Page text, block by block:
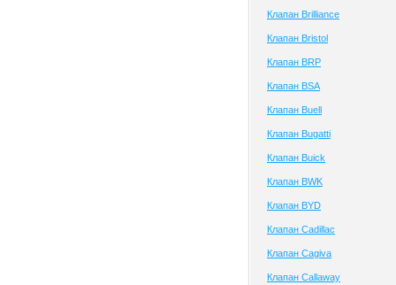
Клапан Brilliance
Клапан Bristol
Клапан BRP
Клапан BSA
Клапан Buell
Клапан Bugatti
Клапан Buick
Клапан BWK
Клапан BYD
Клапан Cadillac
Клапан Cagiva
Клапан Callaway